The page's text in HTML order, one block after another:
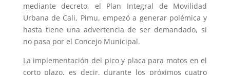
mediante decreto, el Plan Integral de Movilidad
Urbana de Cali, Pimu, empezó a generar polémica y
hasta tiene una advertencia de ser demandado, si
no pasa por el Concejo Municipal.
La implementación del pico y placa para motos en el
corto plazo, es decir, durante los próximos cuatro